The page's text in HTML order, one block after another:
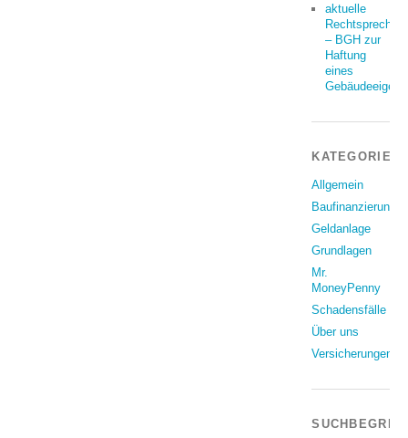
aktuelle
– BGH zur
Haftung
eines
KATEGORIEN
Allgemein
Baufinanzierung
Geldanlage
Grundlagen
Mr.
MoneyPenny
Schadensfälle
Über uns
Versicherungen